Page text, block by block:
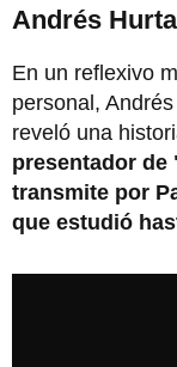
Andrés
En un reflexivo
personal,
reveló una
presentador de
transmite por
que estudió